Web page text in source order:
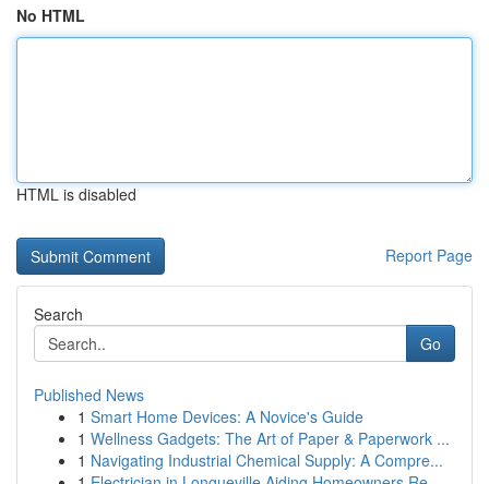
No HTML
HTML is disabled
Report Page
Search
Go
Published News
1 Smart Home Devices: A Novice's Guide
1 Wellness Gadgets: The Art of Paper & Paperwork ...
1 Navigating Industrial Chemical Supply: A Compre...